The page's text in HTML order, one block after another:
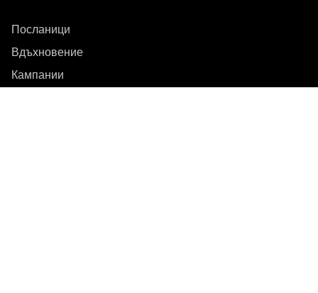
Посланици
Вдъхновение
Кампании